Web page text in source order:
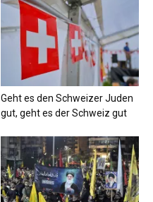
Geht es den Schweizer Juden
gut, geht es der Schweiz gut